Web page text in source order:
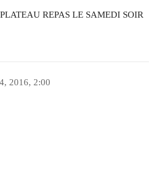
REPAS LE SAMEDI SOIR
2016, 2:00